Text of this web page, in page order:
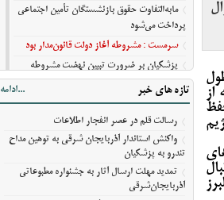
از
مابه‌التفاوت حقوق بازنشستگان تأمین اجتماعی
پرداخت می‌شود
سرمست : مشروطه آغاز دولت قانون‌مدار بود
پزشکیان بر ضرورت تبیین نهضت مشروطه
برای نسل امروز تاکید کرد
خریدگندم از کشاورزان آذربایجان شرقی از
207 تن فراتر رفت
برندهای ریس ،‌نوقا و رشته ختایی تبریز در
مسیر ثبت ملی
خروج بیش از ۳ میلیون و ۲۷۰ هزار زائر از
مرزهای اربعینی
تازه های خبر ...ادامه
رسالت قلم در عصر انفجار اطلاعات
واکنش استاندار آذربایجان شرقی به توهین مداح
تندرو به پزشکیان
تمدید مهلت ارسال آثار به جشنواره مطبوعاتی
آذربایجان‌شرقی